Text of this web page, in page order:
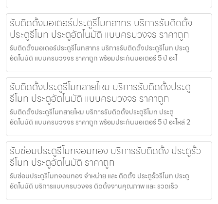
รับติดตั้งมอเตอร์ประตูรีโมทสาทร บริการรับติดตั้ง
ประตูรีโมท ประตูอัตโนมัติ แบบครบวงจร ราคาถูก
รับติดตั้งมอเตอร์ประตูรีโมทสาทร บริการรับติดตั้งประตูรีโมท ประตู
อัตโนมัติ แบบครบวงจร ราคาถูก พร้อมประกันมอเตอร์ 5 ปี อะไ
รับติดตั้งประตูรีโมทสายไหม บริการรับติดตั้งประตู
รีโมท ประตูอัตโนมัติ แบบครบวงจร ราคาถูก
รับติดตั้งประตูรีโมทสายไหม บริการรับติดตั้งประตูรีโมท ประตู
อัตโนมัติ แบบครบวงจร ราคาถูก พร้อมประกันมอเตอร์ 5 ปี อะไหล่ 2
รับซ่อมประตูรีโมทจอมทอง บริการรับติดตั้ง ประตูรั้ว
รีโมท ประตูอัตโนมัติ ราคาถูก
รับซ่อมประตูรีโมทจอมทอง จำหน่าย และ ติดตั้ง ประตูรั้วรีโมท ประตู
อัตโนมัติ บริการแบบครบวงจร ติดตั้งงานคุณภาพ และ รวดเร็ว